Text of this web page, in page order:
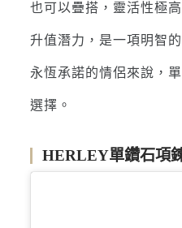
也可以疊搭，靈活性極
升值潛力，是一項明智
永恆承諾的情侶來說，
選擇。
HERLEY單鑽石項